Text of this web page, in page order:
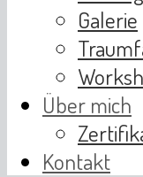
Galerie
Über mich
Kontakt